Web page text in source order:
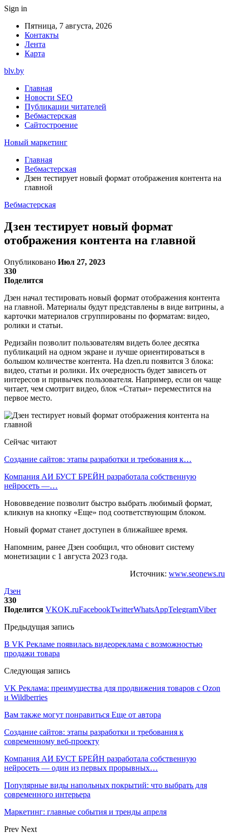
Sign in
Пятница, 7 августа, 2026
Контакты
Лента
Карта
blv.by
Главная
Новости SEO
Публикации читателей
Вебмастерская
Сайтостроение
Новый маркетинг
Главная
Вебмастерская
Дзен тестирует новый формат отображения контента на
главной
Вебмастерская
Дзен тестирует новый формат
отображения контента на главной
Опубликовано Июл 27, 2023
330
Поделится
Дзен начал тестировать новый формат отображения контента
на главной. Материалы будут представлены в виде витрины, а
карточки материалов сгруппированы по форматам: видео,
ролики и статьи.
Редизайн позволит пользователям видеть более десятка
публикаций на одном экране и лучше ориентироваться в
большом количестве контента. На dzen.ru появится 3 блока:
видео, статьи и ролики. Их очередность будет зависеть от
интересов и привычек пользователя. Например, если он чаще
читает, чем смотрит видео, блок «Статьи» переместится на
первое место.
Сейчас читают
Создание сайтов: этапы разработки и требования к…
Компания АИ БУСТ БРЕЙН разработала собственную
нейросеть —…
Нововведение позволит быстро выбрать любимый формат,
кликнув на кнопку «Еще» под соответствующим блоком.
Новый формат станет доступен в ближайшее время.
Напомним, ранее Дзен сообщил, что обновит систему
монетизации с 1 августа 2023 года.
Источник: www.seonews.ru
Дзен
330
Поделится VKOK.ruFacebookTwitterWhatsAppTelegramViber
Предыдущая запись
В VK Рекламе появилась видеореклама с возможностью
продажи товара
Следующая запись
VK Реклама: преимущества для продвижения товаров с Ozon
и Wildberries
Вам также могут понравиться Еще от автора
Создание сайтов: этапы разработки и требования к
современному веб-проекту
Компания АИ БУСТ БРЕЙН разработала собственную
нейросеть — один из первых прорывных…
Популярные виды напольных покрытий: что выбрать для
современного интерьера
Маркетинг: главные события и тренды апреля
Prev Next